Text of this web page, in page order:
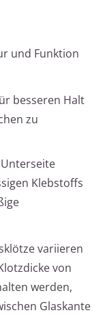
und Funktion
besseren Halt
zu
Klebstoffs
variieren
von
werden,
Glaskante